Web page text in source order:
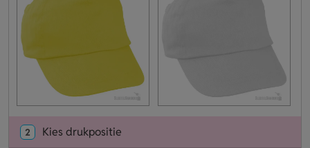
2 Kies drukpositie